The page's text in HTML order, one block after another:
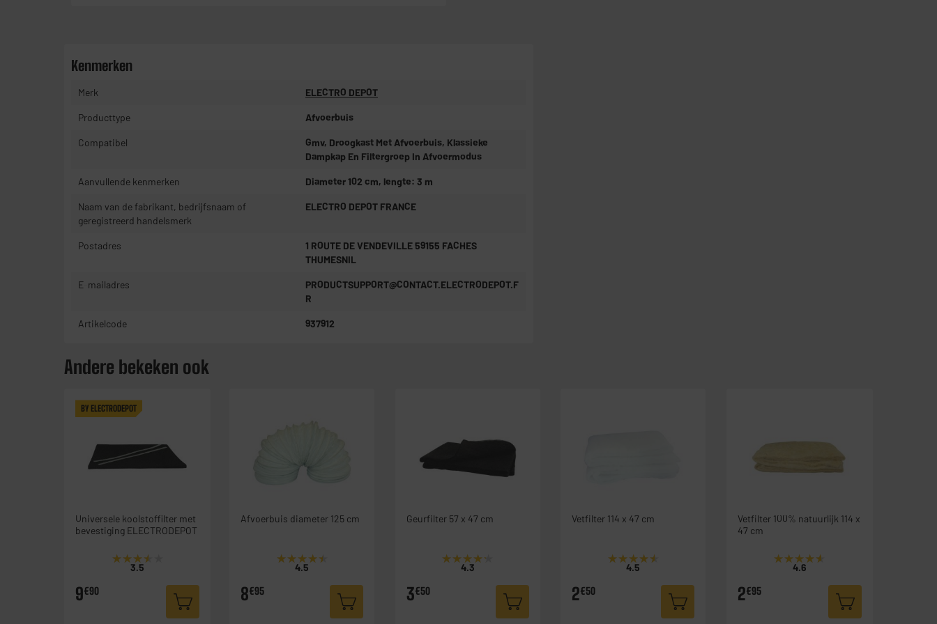
Kenmerken
Merk ELECTRO DEPOT
Producttype Afvoerbuis
Compatibel
Gmv, Droogkast Met Afvoerbuis, Klassieke
Dampkap En Filtergroep In Afvoermodus
Aanvullende kenmerken Diameter 102 cm, lengte: 3 m
Naam van de fabrikant, bedrijfsnaam of
geregistreerd handelsmerk
ELECTRO DEPOT FRANCE
Postadres
1 ROUTE DE VENDEVILLE 59155 FACHES
THUMESNIL
E-mailadres
PRODUCTSUPPORT@CONTACT.ELECTRODEPOT.F
R
Artikelcode 937912
Andere bekeken ook
BY ELECTRODEPOT
Universele koolstoffilter met
bevestiging ELECTRODEPOT
★★★★★
★★★★★
3.5
9€90
Afvoerbuis diameter 125 cm
★★★★★
★★★★★
4.5
8€95
Geurfilter 57 x 47 cm
★★★★★
★★★★★
4.3
3€50
Vetfilter 114 x 47 cm
★★★★★
★★★★★
4.5
2€50
Vetfilter 100% natuurlijk 114 x
47 cm
★★★★★
★★★★★
4.6
2€95